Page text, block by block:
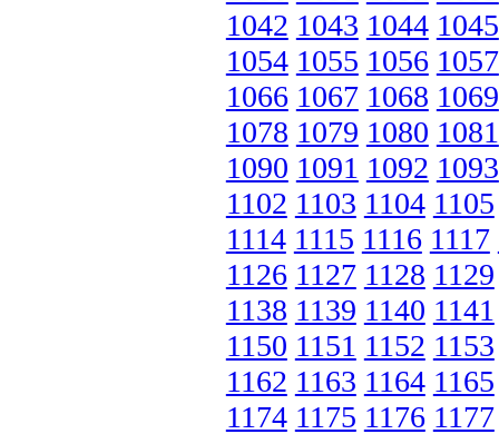
1042 1043 1044 1045
1054 1055 1056 1057
1066 1067 1068 1069
1078 1079 1080 1081
1090 1091 1092 1093
1102 1103 1104 1105
1114 1115 1116 1117
1126 1127 1128 1129
1138 1139 1140 1141
1150 1151 1152 1153
1162 1163 1164 1165
1174 1175 1176 1177